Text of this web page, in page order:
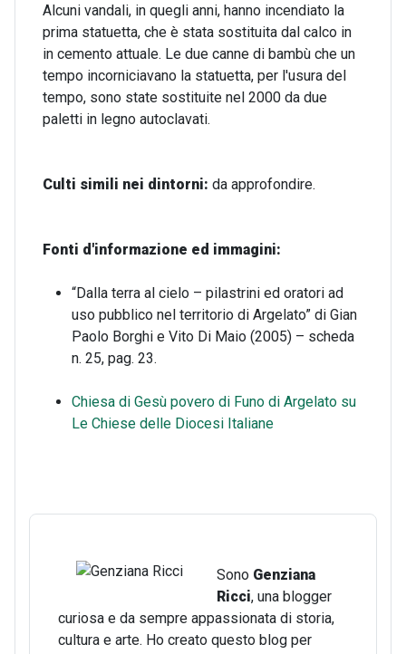
Alcuni vandali, in quegli anni, hanno incendiato la
prima statuetta, che è stata sostituita dal calco in
in cemento attuale. Le due canne di bambù che un
tempo incorniciavano la statuetta, per l'usura del
tempo, sono state sostituite nel 2000 da due
paletti in legno autoclavati.
Culti simili nei dintorni: da approfondire.
Fonti d'informazione ed immagini:
“Dalla terra al cielo – pilastrini ed oratori ad
uso pubblico nel territorio di Argelato” di Gian
Paolo Borghi e Vito Di Maio (2005) – scheda
n. 25, pag. 23.
Chiesa di Gesù povero di Funo di Argelato su
Le Chiese delle Diocesi Italiane
Sono Genziana
Ricci, una blogger
curiosa e da sempre appassionata di storia,
cultura e arte. Ho creato questo blog per